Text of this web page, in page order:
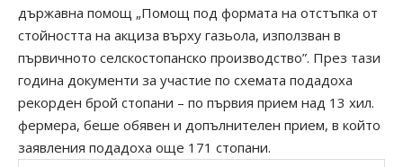
държавна помощ „Помощ под формата на отстъпка от
стойността на акциза върху газьола, използван в
първичното селскостопанско производство”. През тази
година документи за участие по схемата подадоха
рекорден брой стопани – по първия прием над 13 хил.
фермера, беше обявен и допълнителен прием, в който
заявления подадоха още 171 стопани.